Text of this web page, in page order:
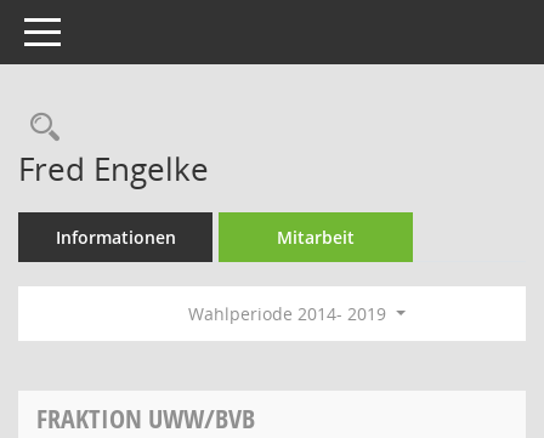
Toggle navigation
Rechercheauswahl
Fred Engelke
Informationen Mitarbeit
Wahlperiode 2014- 2019
FRAKTION UWW/BVB